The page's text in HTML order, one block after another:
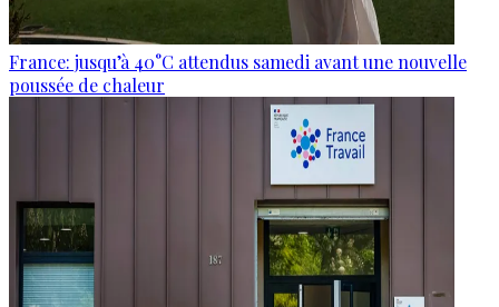
France: jusqu’à 40°C attendus samedi avant une nouvelle
poussée de chaleur